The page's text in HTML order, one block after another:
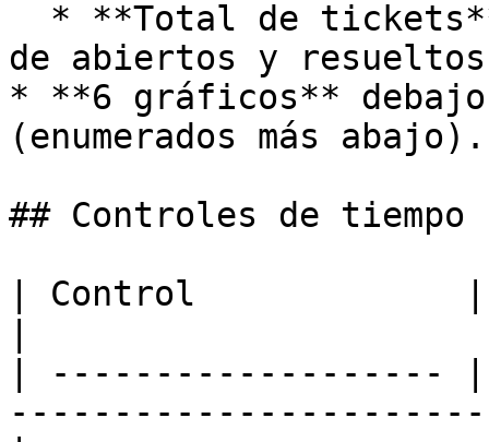
de abiertos y
* **6 gráficos**
(enumerados más abajo).
## Controles de tiempo
| Control             |
| -------------------